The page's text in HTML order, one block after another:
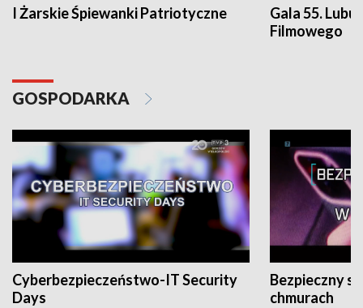
I Żarskie Śpiewanki Patriotyczne
Gala 55.
Filmowego
GOSPODARKA
Cyberbezpieczeństwo-IT Security
Days
Bezpieczny
chmurach